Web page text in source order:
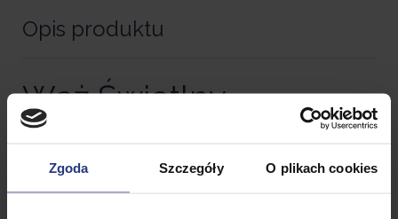
Zgoda Szczegóły O plikach cookies
Opis produktu
Wąż Świetlny
8 m NEON pochodzi z